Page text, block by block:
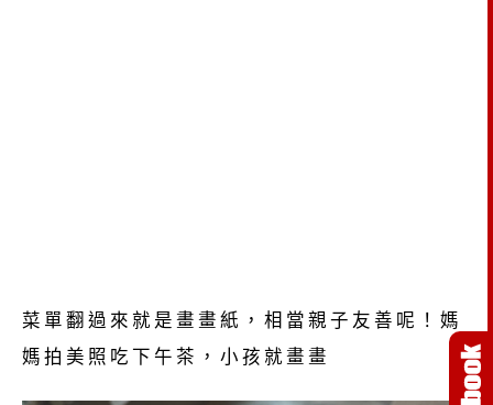
菜單翻過來就是畫畫紙，相當親子友善呢！媽
媽拍美照吃下午茶，小孩就畫畫